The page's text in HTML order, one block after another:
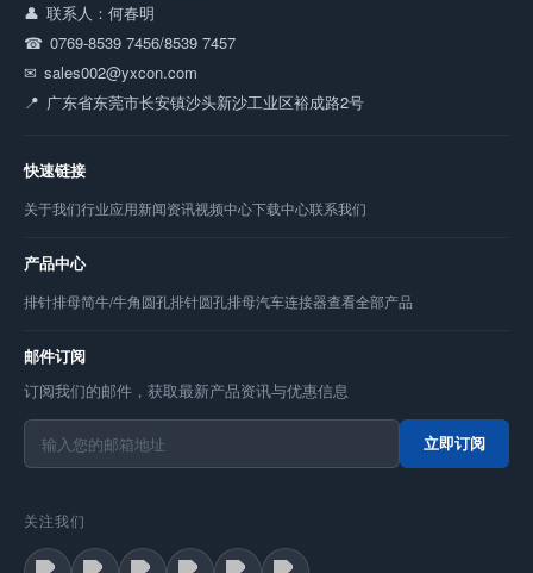
联系人：何春明
0769-8539 7456/8539 7457
sales002@yxcon.com
广东省东莞市长安镇沙头新沙工业区裕成路2号
快速链接
关于我们行业应用新闻资讯视频中心下载中心联系我们
产品中心
排针排母简牛/牛角圆孔排针圆孔排母汽车连接器查看全部产品
邮件订阅
订阅我们的邮件，获取最新产品资讯与优惠信息
立即订阅
关注我们